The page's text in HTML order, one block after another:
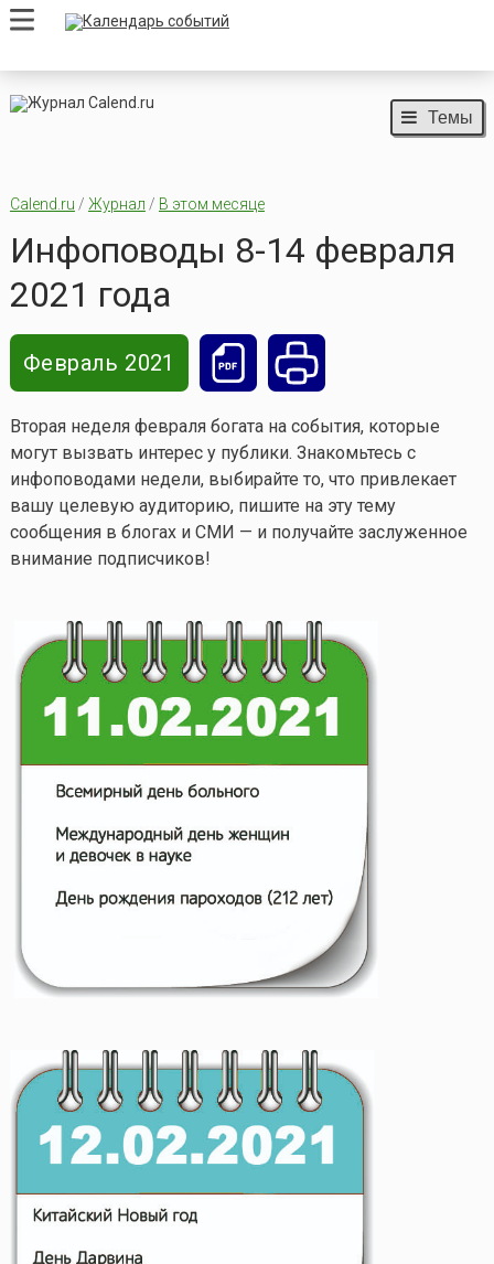
Темы
Calend.ru / Журнал / В этом месяце
Инфоповоды 8-14 февраля
2021 года
Февраль 2021
Вторая неделя февраля богата на события, которые
могут вызвать интерес у публики. Знакомьтесь с
инфоповодами недели, выбирайте то, что привлекает
вашу целевую аудиторию, пишите на эту тему
сообщения в блогах и СМИ — и получайте заслуженное
внимание подписчиков!